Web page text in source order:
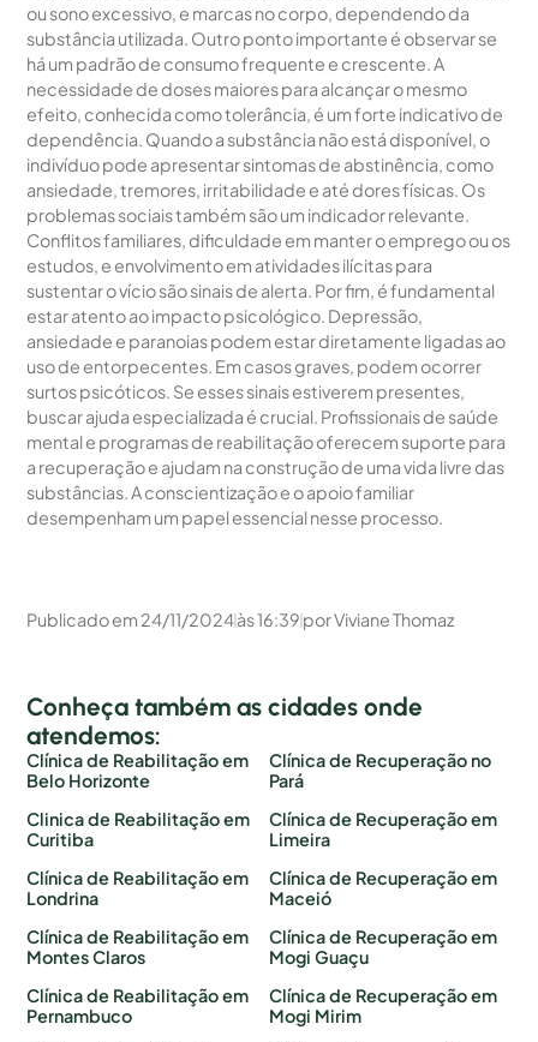
ou sono excessivo, e marcas no corpo, dependendo da
substância utilizada. Outro ponto importante é observar se
há um padrão de consumo frequente e crescente. A
necessidade de doses maiores para alcançar o mesmo
efeito, conhecida como tolerância, é um forte indicativo de
dependência. Quando a substância não está disponível, o
indivíduo pode apresentar sintomas de abstinência, como
ansiedade, tremores, irritabilidade e até dores físicas. Os
problemas sociais também são um indicador relevante.
Conflitos familiares, dificuldade em manter o emprego ou os
estudos, e envolvimento em atividades ilícitas para
sustentar o vício são sinais de alerta. Por fim, é fundamental
estar atento ao impacto psicológico. Depressão,
ansiedade e paranoias podem estar diretamente ligadas ao
uso de entorpecentes. Em casos graves, podem ocorrer
surtos psicóticos. Se esses sinais estiverem presentes,
buscar ajuda especializada é crucial. Profissionais de saúde
mental e programas de reabilitação oferecem suporte para
a recuperação e ajudam na construção de uma vida livre das
substâncias. A conscientização e o apoio familiar
desempenham um papel essencial nesse processo.
Publicado em 24/11/2024às16:39porViviane Thomaz
Conheça também as cidades onde
atendemos:
Clínica de Reabilitação em
Belo Horizonte
Clinica de Reabilitação em
Curitiba
Clínica de Reabilitação em
Londrina
Clínica de Reabilitação em
Montes Claros
Clínica de Reabilitação em
Pernambuco
Clínica de Recuperação no
Pará
Clínica de Recuperação em
Limeira
Clínica de Recuperação em
Maceió
Clínica de Recuperação em
Mogi Guaçu
Clínica de Recuperação em
Mogi Mirim